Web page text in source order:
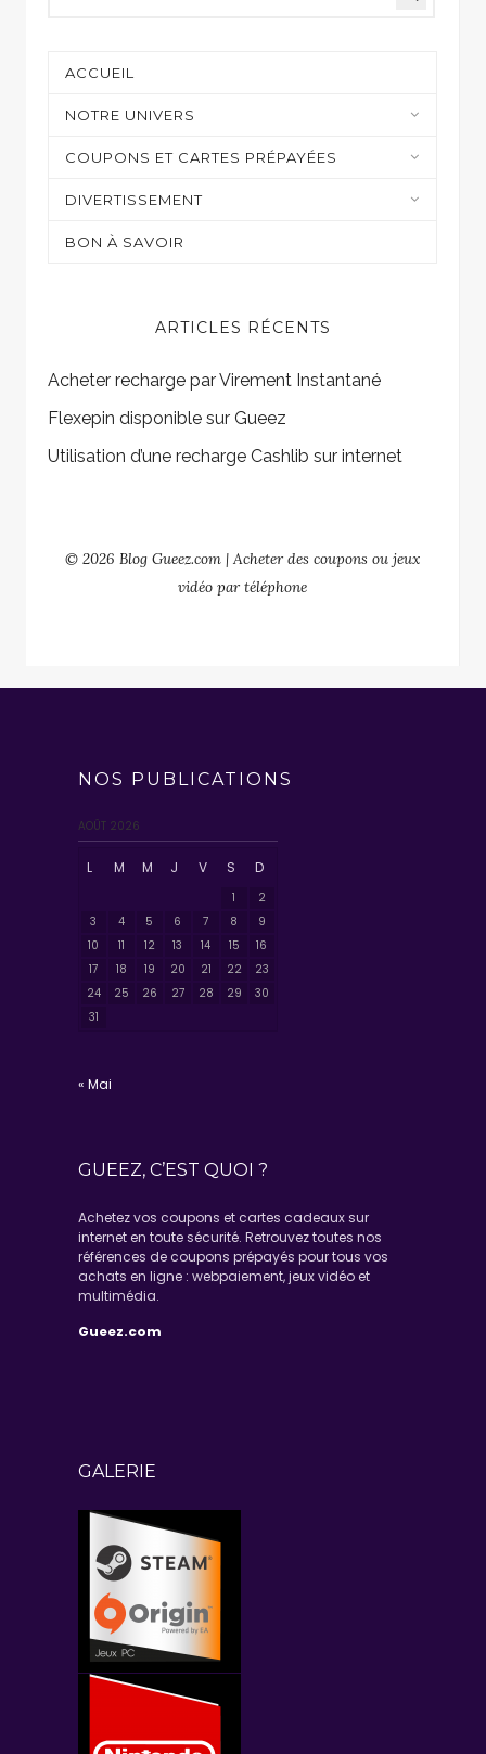
ACCUEIL
NOTRE UNIVERS
Moyens de paiement
COUPONS ET CARTES PRÉPAYÉES
Casino et jeux en ligne
DIVERTISSEMENT
Sur mon écran
BON À SAVOIR
ARTICLES RÉCENTS
Acheter recharge par Virement Instantané
Flexepin disponible sur Gueez
Utilisation d’une recharge Cashlib sur internet
© 2026 Blog Gueez.com | Acheter des coupons ou jeux
vidéo par téléphone
NOS PUBLICATIONS
AOÛT 2026
L M M J V S D
1
2
3
4 5 6 7 8
9
10
11 12 13 14 15
16
17
18 19 20 21 22
23
24
25 26 27 28 29
30
31
« Mai
GUEEZ, C’EST QUOI ?
Achetez vos coupons et cartes cadeaux sur
internet en toute sécurité. Retrouvez toutes nos
références de coupons prépayés pour tous vos
achats en ligne : webpaiement, jeux vidéo et
multimédia.
Gueez.com
GALERIE